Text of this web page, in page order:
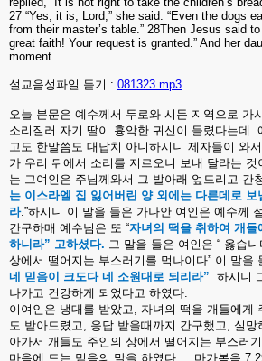
27 “Yes, it is, Lord,” she said. “Even the dogs
from their master’s table.” 28Then Jesus said
great faith! Your request is granted.” And her
moment.
설교음성파일 듣기 : 081323.mp3
오늘 본문은 예수께서 두로와 시돈 지역으로 가
소리질러 자기 딸이 흉악한 귀신이 들렸다는데
고도 한말씀도 대답치 아니하시니 제자들이 와서
가 우리 뒤에서 소리를 지르오니 보내 달라는 것
는 그여인은 주님께와서 그 발아래 엎드리고 간
는 이스라엘 집 잃어버린 양 외에는 다른데로 보
라.”하시니 이 말을 들은 가나안 여인은 예수께
간구하매 예수님은 또 “자녀의 떡을 취하여 개들
하니라” 고하셨다. 그 말을 들은 여인은 “ 옳습니
상에서 떨어지는 부스러기를 먹나이다” 이 말을
네
믿음이 크도다 네 소원대로 되리라” 하시니
나가고 건강하게 되었다고 하였다.
이여인은 냉대를 받았고, 자녀의 떡을 개들에게
도 받아드렸고, 응답 받을때까지 간구했고, 실망
아가서 개들도 주인의 상에서 떨어지는 부스러
마음에 드는 믿음의 말을 하였다. . 마가복음